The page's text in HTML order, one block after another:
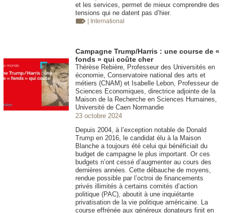
et les services, permet de mieux comprendre des
tensions qui ne datent pas d’hier.
| International
Campagne Trump/Harris : une course de «
fonds » qui coûte cher
Thérèse Rebière, Professeur des Universités en
économie, Conservatoire national des arts et
métiers (CNAM) et Isabelle Lebon, Professeur de
Sciences Economiques, directrice adjointe de la
Maison de la Recherche en Sciences Humaines,
Université de Caen Normandie
23 octobre 2024
Depuis 2004, à l’exception notable de Donald
Trump en 2016, le candidat élu à la Maison
Blanche a toujours été celui qui bénéficiait du
budget de campagne le plus important. Or ces
budgets n’ont cessé d’augmenter au cours des
dernières années. Cette débauche de moyens,
rendue possible par l’octroi de financements
privés illimités à certains comités d’action
politique (PAC), aboutit à une inquiétante
privatisation de la vie politique américaine. La
course effrénée aux généreux donateurs finit en